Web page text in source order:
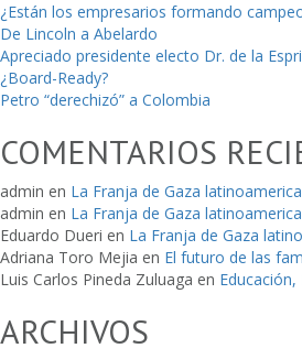
¿Están los empresarios formando
De Lincoln a Abelardo
Apreciado presidente electo Dr. de la
¿Board-Ready?
Petro “derechizó” a Colombia
COMENTARIOS
admin en La Franja de Gaza
admin en La Franja de Gaza
Eduardo Dueri en La Franja de Gaza
Adriana Toro Mejia en El futuro de las
Luis Carlos Pineda Zuluaga en Educación,
ARCHIVOS